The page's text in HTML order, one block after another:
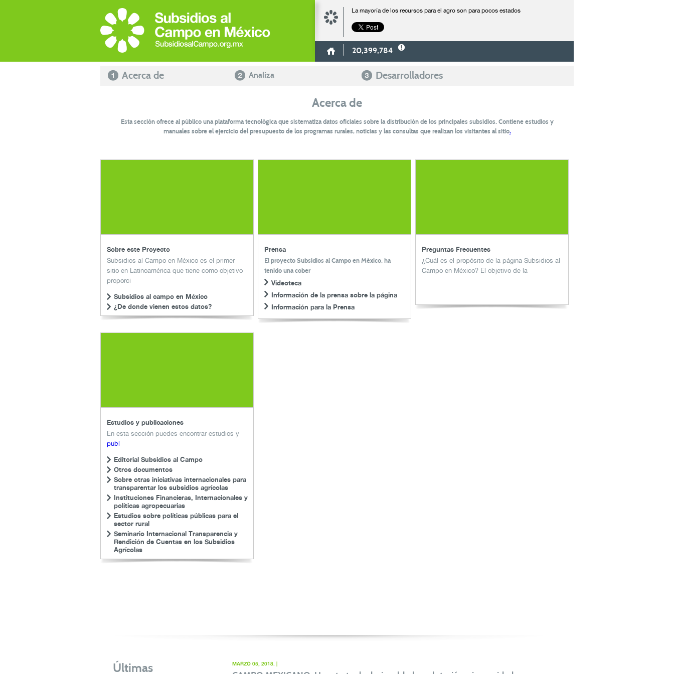
La mayoría de los recursos para el agro son para pocos estados
20,399,784
Acerca de Analiza Desarrolladores
Acerca de
Esta sección ofrece al público una plataforma tecnológica que sistematiza datos oficiales sobre la distribución de los principales subsidios. Contiene estudios y
manuales sobre el ejercicio del presupuesto de los programas rurales, noticias y las consultas que realizan los visitantes al sitio.
Sobre este Proyecto
Subsidios al Campo en México es el primer
sitio en Latinoamérica que tiene como objetivo
proporci
Subsidios al campo en México
¿De donde vienen estos datos?
Prensa
El proyectoSubsidios al Campo en México, ha
tenido una cober
Videoteca
Información de la prensa sobre la página
Información para la Prensa
Preguntas Frecuentes
¿Cuál es el propósito de la página Subsidios al
Campo en México?El objetivo de la
Estudios y publicaciones
En esta sección puedes encontrar estudios y
publ
Editorial Subsidios al Campo
Otros documentos
Sobre otras iniciativas internacionales para
transparentar los subsidios agrícolas
Instituciones Financieras, Internacionales y
políticas agropecuarias
Estudios sobre políticas públicas para el
sector rural
Seminario Internacional Transparencia y
Rendición de Cuentas en los Subsidios
Agrícolas
Últimas MARZO 05, 2018. |